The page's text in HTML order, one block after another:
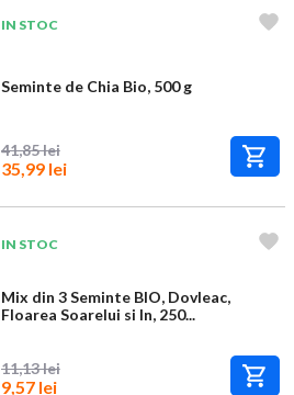
IN STOC
Seminte de Chia Bio, 500 g
41,85 lei
35,99 lei
IN STOC
Mix din 3 Seminte BIO, Dovleac,
Floarea Soarelui si In, 250...
11,13 lei
9,57 lei